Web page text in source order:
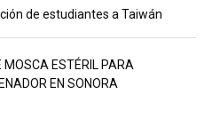
de estudiantes a Taiwán
MOSCA ESTÉRIL PARA
EN SONORA